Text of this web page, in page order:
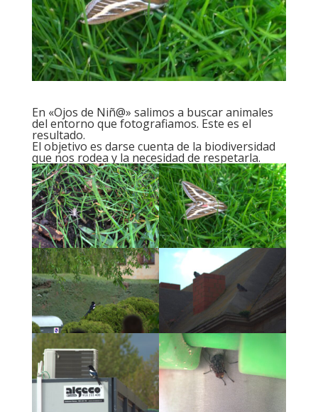
En «Ojos de Niñ@» salimos a buscar animales
del entorno que fotografiamos. Este es el
resultado.
El objetivo es darse cuenta de la biodiversidad
que nos rodea y la necesidad de respetarla.